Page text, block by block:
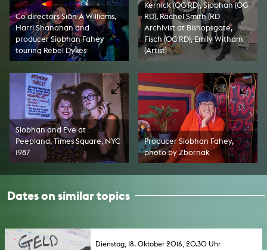
Co directors Siân A Williams,
Harri Shanahan and
producer Siobhan Fahey
touring Rebel Dykes
Kernick (OG RD), Siobhan (OG
RD), Rachel Smith (RD
Archivist at Bishopsgate,
Fisch (OG RD), Emily Witham
(Artist)
Siobhan and Eve at
Peepland, Times Square, NYC
1987
Producer Siobhan Fahey,
photo by Zbornak
Dates on similar topics
Dienstag, 18. Oktober 2016, 20.30 Uhr